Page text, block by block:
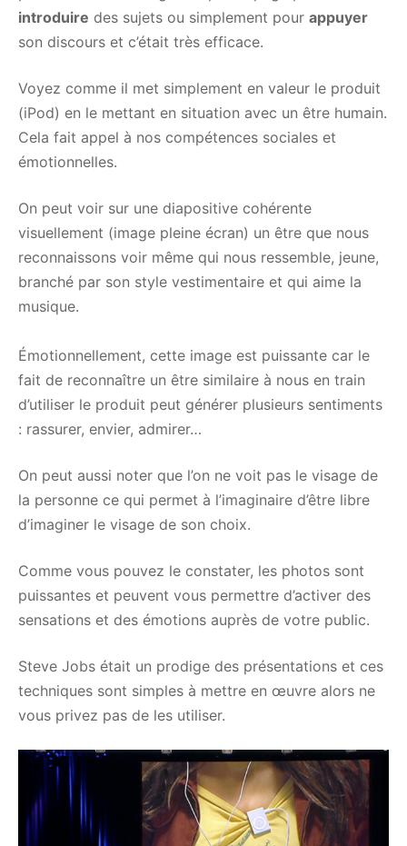
introduire des sujets ou simplement pour appuyer
son discours et c’était très efficace.
Voyez comme il met simplement en valeur le produit
(iPod) en le mettant en situation avec un être humain.
Cela fait appel à nos compétences sociales et
émotionnelles.
On peut voir sur une diapositive cohérente
visuellement (image pleine écran) un être que nous
reconnaissons voir même qui nous ressemble, jeune,
branché par son style vestimentaire et qui aime la
musique.
Émotionnellement, cette image est puissante car le
fait de reconnaître un être similaire à nous en train
d’utiliser le produit peut générer plusieurs sentiments
: rassurer, envier, admirer…
On peut aussi noter que l’on ne voit pas le visage de
la personne ce qui permet à l’imaginaire d’être libre
d’imaginer le visage de son choix.
Comme vous pouvez le constater, les photos sont
puissantes et peuvent vous permettre d’activer des
sensations et des émotions auprès de votre public.
Steve Jobs était un prodige des présentations et ces
techniques sont simples à mettre en œuvre alors ne
vous privez pas de les utiliser.